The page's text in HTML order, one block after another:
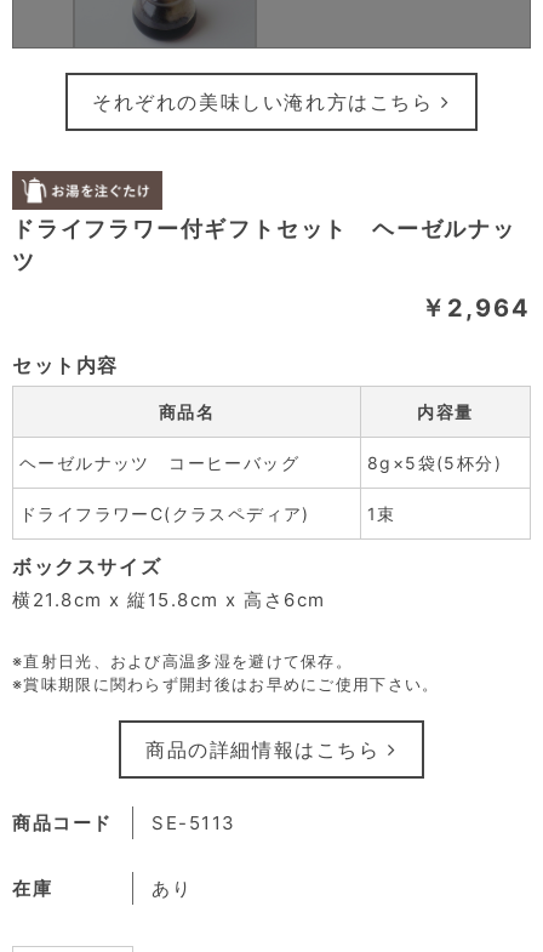
ドライフラワー付ギフトセット ヘーゼルナッ
ツ
￥2,964
商品コード SE-5113
在庫 あり
セット内容
商品名 内容量
ヘーゼルナッツ コーヒーバッグ 8g×5袋(5杯分)
ドライフラワーC(クラスペディア) 1束
ボックスサイズ
横21.8cm x 縦15.8cm x 高さ6cm
※直射日光、および高温多湿を避けて保存。
※賞味期限に関わらず開封後はお早めにご使用下さい。
商品の詳細情報はこちら
それぞれの美味しい淹れ方はこちら